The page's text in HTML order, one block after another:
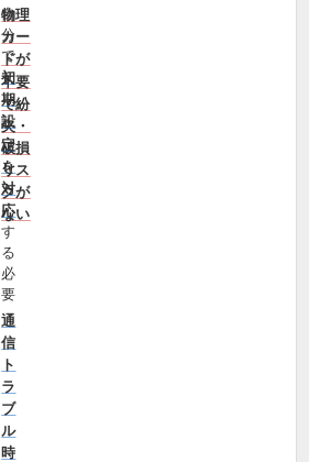
物理
カー
ドが
不要
で紛
失・
破損
リス
クが
ない
自
分
で
初
期
設
定
を
対
応
す
る
必
要
通
信
ト
ラ
ブ
ル
時